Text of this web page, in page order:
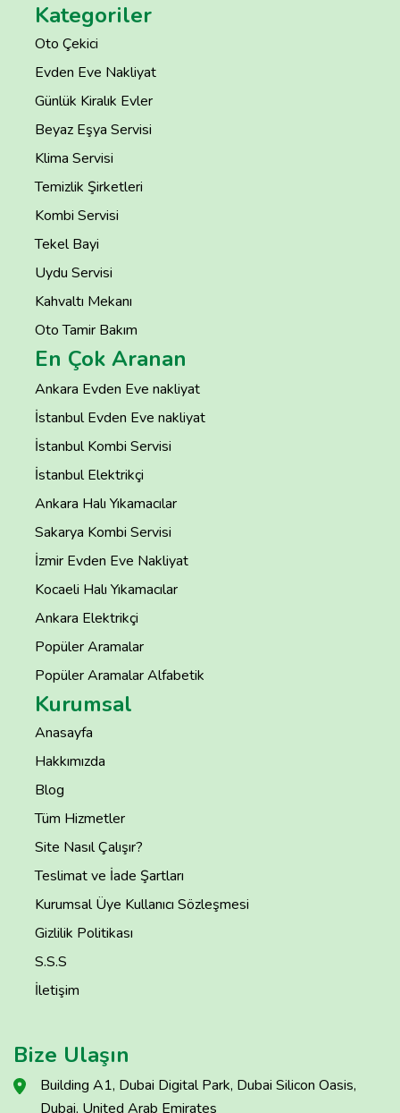
Kategoriler
Oto Çekici
Evden Eve Nakliyat
Günlük Kiralık Evler
Beyaz Eşya Servisi
Klima Servisi
Temizlik Şirketleri
Kombi Servisi
Tekel Bayi
Uydu Servisi
Kahvaltı Mekanı
Oto Tamir Bakım
En Çok Aranan
Ankara Evden Eve nakliyat
İstanbul Evden Eve nakliyat
İstanbul Kombi Servisi
İstanbul Elektrikçi
Ankara Halı Yıkamacılar
Sakarya Kombi Servisi
İzmir Evden Eve Nakliyat
Kocaeli Halı Yıkamacılar
Ankara Elektrikçi
Popüler Aramalar
Popüler Aramalar Alfabetik
Kurumsal
Anasayfa
Hakkımızda
Blog
Tüm Hizmetler
Site Nasıl Çalışır?
Teslimat ve İade Şartları
Kurumsal Üye Kullanıcı Sözleşmesi
Gizlilik Politikası
S.S.S
İletişim
Bize Ulaşın
Building A1, Dubai Digital Park, Dubai Silicon Oasis,
Dubai, United Arab Emirates